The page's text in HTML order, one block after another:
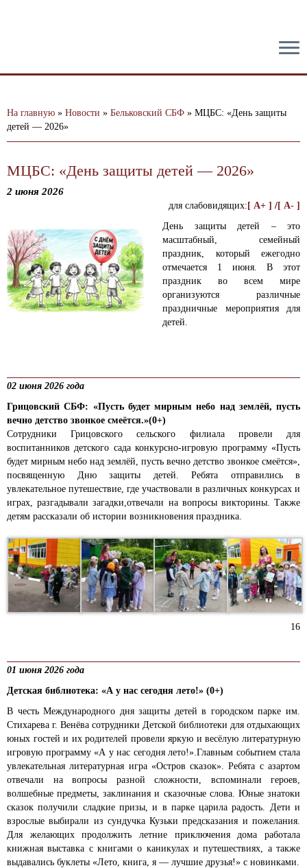
На главную » Новости » Бельковский СБФ » МЦБС: «День защиты
детей — 2026»
МЦБС: «День защиты детей — 2026»
2 июня 2026
для слабовидящих: [ A+ ] /[ A- ]
День защиты детей – это
масштабный, семейный
праздник, который ежегодно
отмечается 1 июня. В этот
праздник во всем мире
организуются различные
праздничные мероприятия для
детей.
02 июня 2026 года
Грицовский СБФ: «Пусть будет мирным небо над землёй, пусть
вечно детство звонкое смеётся.»(0+)
Сотрудники Грицовского сельского филиала провели для
воспитанников детского сада конкурсно-игровую программу «Пусть
будет мирным небо над землёй, пусть вечно детство звонкое смеётся»,
посвященную Дню защиты детей. Ребята отправились в
увлекательное путешествие, где участвовали в различных конкурсах и
играх, разгадывали загадки,отвечали на вопросы викторины. Также
детям рассказали об истории возникновения праздника.
16
01 июня 2026 года
Детская библиотека: «А у нас сегодня лето!» (0+)
В честь Международного дня защиты детей в городском парке им.
Стихарева г. Венёва сотрудники Детской библиотеки для отдыхающих
юных гостей и их родителей провели яркую и весёлую литературную
игровую программу «А у нас сегодня лето!».Главным событием стала
увлекательная литературная игра «Остров сказок». Ребята с азартом
отвечали на вопросы разной сложности, вспоминали героев,
волшебные предметы, заклинания и сказочные слова. Юные знатоки
сказок получили сладкие призы, и в парке царила радость. Дети и
взрослые выбирали из сундучка Кузьки предсказания и пожелания.
Для желающих продолжить летние приключения дома работала
книжная выставка с книгами о каникулах и путешествиях, а также
выдавались буклеты «Лето, книга, я — лучшие друзья!» с новинками.